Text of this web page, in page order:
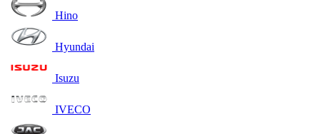
Hino
Hyundai
Isuzu
IVECO